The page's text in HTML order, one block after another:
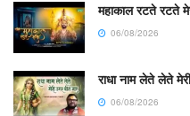
महाकाल रटते रटते
06/08/2026
राधा नाम लेते लेते
06/08/2026